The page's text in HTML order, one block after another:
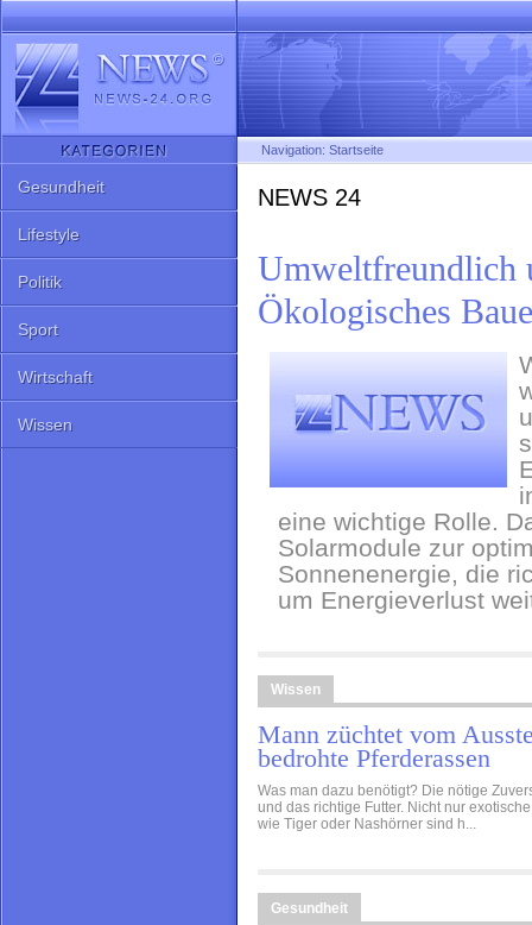
NEWS 24
Umweltfreundlich
Ökologisches
eine wichtige Rolle.
Solarmodule zur
Sonnenenergie, die
um Energieverlust
Wissen
Mann züchtet vom
bedrohte Pferderassen
Was man dazu benötigt? Die nötige
und das richtige Futter. Nicht nur
wie Tiger oder Nashörner sind h...
Gesundheit
Gesundheit
Lifestyle
Politik
Sport
Wirtschaft
Wissen
Navigation: Startseite